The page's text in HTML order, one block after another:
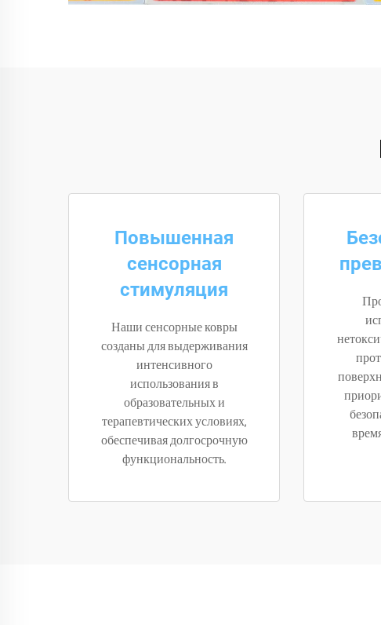
Повышенная
сенсорная
стимуляция
Наши сенсорные ковры
созданы для выдерживания
интенсивного
использования в
образовательных и
терапевтических условиях,
обеспечивая долгосрочную
функциональность.